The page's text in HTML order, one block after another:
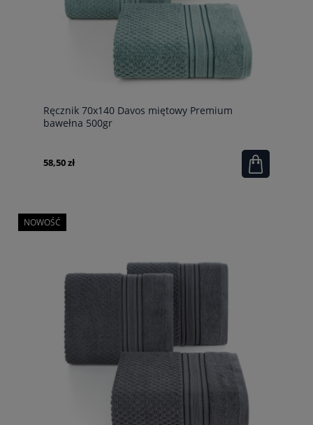
Ręcznik 70x140 Davos miętowy Premium
bawełna 500gr
58,50 zł
NOWOŚĆ